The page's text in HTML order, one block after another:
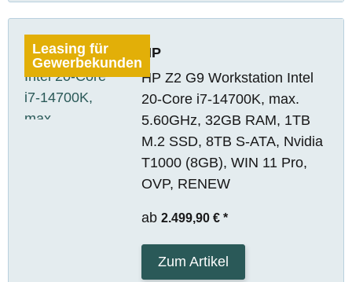
Leasing für
Gewerbekunden
HP
HP Z2 G9 Workstation Intel
20-Core i7-14700K, max.
5.60GHz, 32GB RAM, 1TB
M.2 SSD, 8TB S-ATA, Nvidia
T1000 (8GB), WIN 11 Pro,
OVP, RENEW
ab 2.499,90 € *
Zum Artikel